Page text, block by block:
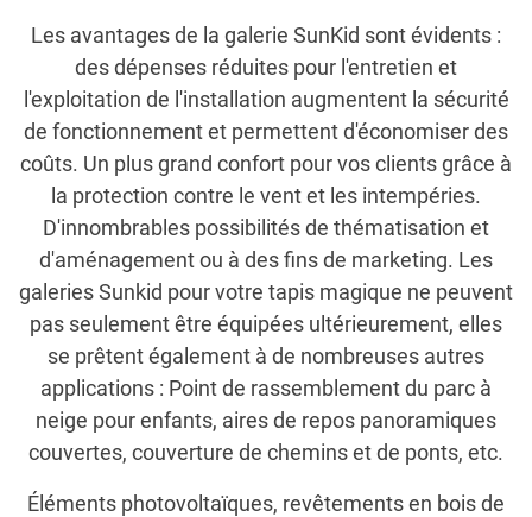
Les avantages de la galerie SunKid sont évidents :
des dépenses réduites pour l'entretien et
l'exploitation de l'installation augmentent la sécurité
de fonctionnement et permettent d'économiser des
coûts. Un plus grand confort pour vos clients grâce à
la protection contre le vent et les intempéries.
D'innombrables possibilités de thématisation et
d'aménagement ou à des fins de marketing. Les
galeries Sunkid pour votre tapis magique ne peuvent
pas seulement être équipées ultérieurement, elles
se prêtent également à de nombreuses autres
applications : Point de rassemblement du parc à
neige pour enfants, aires de repos panoramiques
couvertes, couverture de chemins et de ponts, etc.
Éléments photovoltaïques, revêtements en bois de